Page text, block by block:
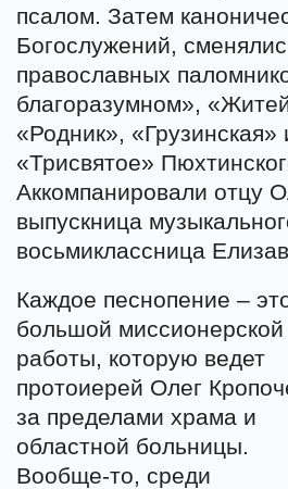
псалом. Затем
Богослужений,
православных
благоразумном»,
«Родник»,
«Трисвятое»
Аккомпанировали отцу
выпускница
восьмиклассница
Каждое песнопение –
большой миссионерской
работы, которую ведет
протоиерей Олег
за пределами храма и
областной больницы.
Вообще-то, среди